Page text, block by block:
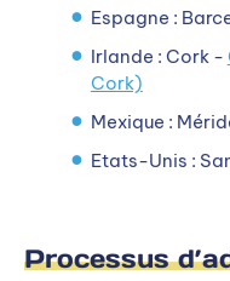
Espagne :
Irlande : Cork -
Cork)
Mexique :
Etats-Unis :
Processus